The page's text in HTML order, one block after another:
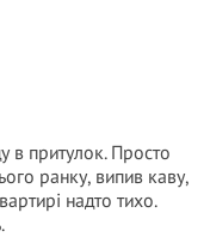
в притулок. Просто
ранку, випив каву,
надто тихо.